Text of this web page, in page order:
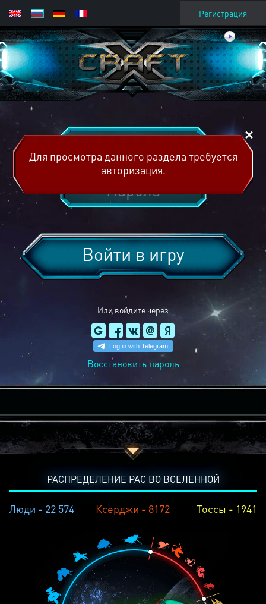
Регистрация
Или войдите через
Войти в игру
Восстановить пароль
Для просмотра данного раздела требуется
авторизация.
РАСПРЕДЕЛЕНИЕ РАС ВО ВСЕЛЕННОЙ
Люди - 22 574 Ксерджи - 8172 Тоссы - 1941